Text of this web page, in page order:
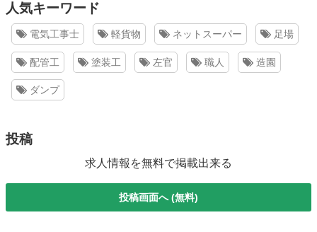
人気キーワード
電気工事士 軽貨物 ネットスーパー 足場
配管工 塗装工 左官 職人 造園
ダンプ
投稿
求人情報を無料で掲載出来る
投稿画面へ (無料)